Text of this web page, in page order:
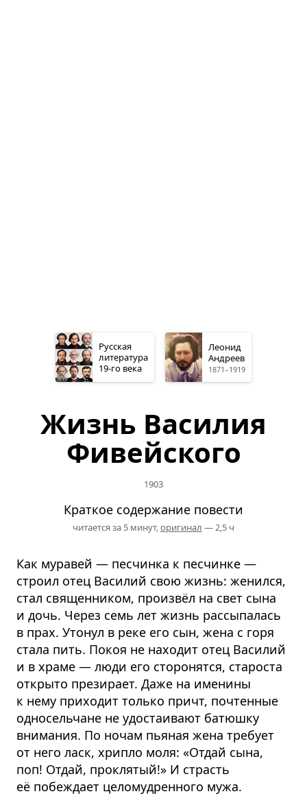
Русская
литература
19-го века
Леонид
Андреев
1871–1919
Жизнь Василия
Фивейского
1903
Краткое содержание повести
читается за 5 минут,оригинал — 2,5 ч
Как муравей — песчинка к песчинке —
строил отец Василий свою жизнь: женился,
стал священником, произвёл на свет сына
и дочь. Через семь лет жизнь рассыпалась
в прах. Утонул в реке его сын, жена с горя
стала пить. Покоя не находит отец Василий
и в храме — люди его сторонятся, староста
открыто презирает. Даже на именины
к нему приходит только причт, почтенные
односельчане не удостаивают батюшку
внимания. По ночам пьяная жена требует
от него ласк, хрипло моля: «Отдай сына,
поп! Отдай, проклятый!» И страсть
её побеждает целомуд­ренного мужа.